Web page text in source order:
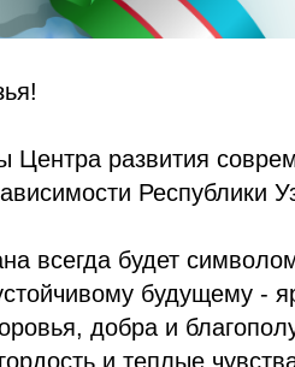
Центра развития
Республики
всегда будет
будущему
добра и
и теплые